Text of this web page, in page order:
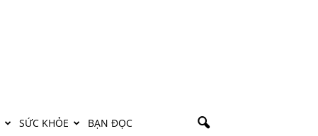
SỨC KHỎE BẠN ĐỌC